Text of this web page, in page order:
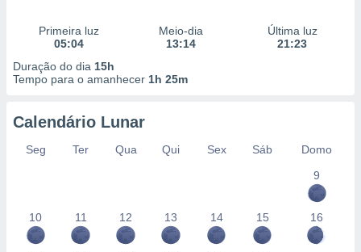
Primeira luz
05:04
Meio-dia
13:14
Última luz
21:23
Duração do dia 15h
Tempo para o amanhecer 1h 25m
Calendário Lunar
Seg Ter Qua Qui Sex Sáb
Domo
9
10 11 12 13 14 15 16